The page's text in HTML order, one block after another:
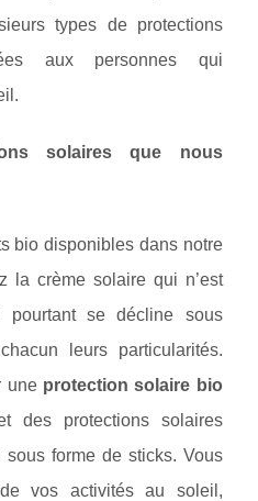
types de protections
aux personnes qui
solaires que nous
bio disponibles dans notre
la crème solaire qui n’est
se décline sous
leurs particularités.
une protection solaire bio
des protections solaires
forme de sticks. Vous
vos activités au soleil,